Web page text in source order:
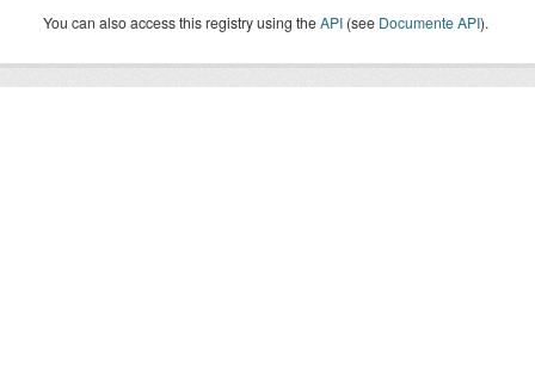
You can also access this registry using theAPI (see Documente API).